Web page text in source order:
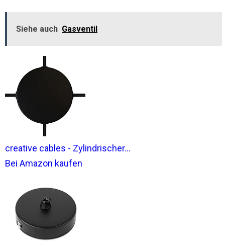
Siehe auch Gasventil
creative cables - Zylindrischer...
Bei Amazon kaufen